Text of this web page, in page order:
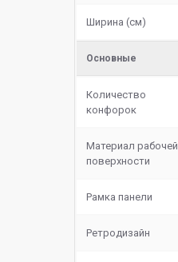
Ширина (см)
Основные
Количество
конфорок
Материал рабочей
поверхности
Рамка панели
Ретродизайн